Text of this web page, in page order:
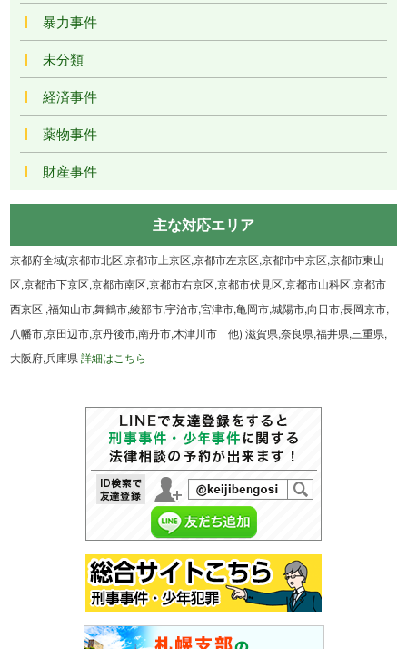
暴力事件
未分類
経済事件
薬物事件
財産事件
主な対応エリア
京都府全域(京都市北区,京都市上京区,京都市左京区,京都市中京区,京都市東山
区,京都市下京区,京都市南区,京都市右京区,京都市伏見区,京都市山科区,京都市
西京区 ,福知山市,舞鶴市,綾部市,宇治市,宮津市,亀岡市,城陽市,向日市,長岡京市,
八幡市,京田辺市,京丹後市,南丹市,木津川市 他) 滋賀県,奈良県,福井県,三重県,
大阪府,兵庫県詳細はこちら